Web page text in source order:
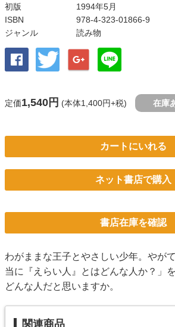
初版
1994年5月
ISBN
978-4-323-01866-9
ジャンル
読み物
定価1,540円 (本体1,400円+税) 在庫
カートにいれる
ネット書店で購入
書店在庫を確認
わがままな王子とやさしい少年。やが
当に『えらい人』とはどんな人か？」
どんな人だと思いますか。
関連商品